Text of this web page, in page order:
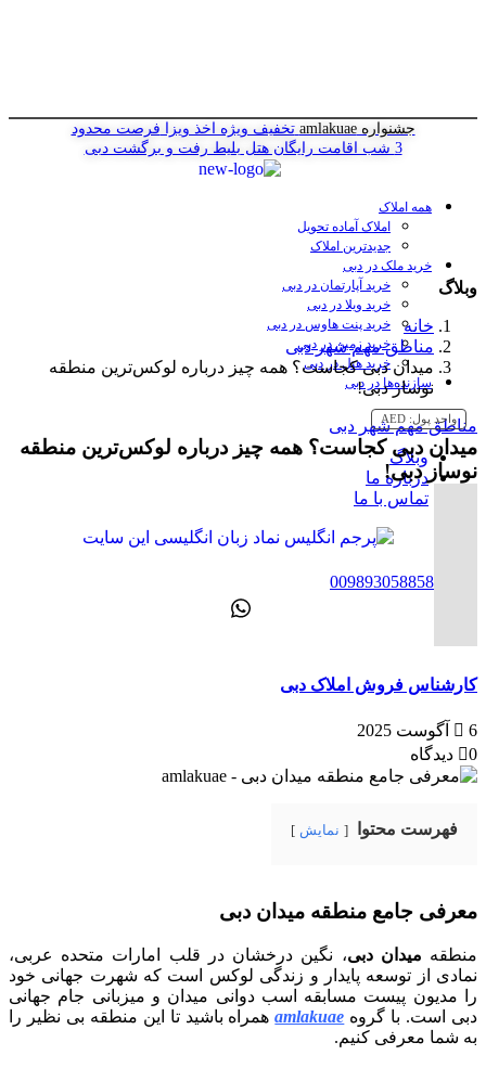
جشنواره amlakuae تخفیف ویژه اخذ ویزا فرصت محدود
3 شب اقامت رایگان هتل
بلیط رفت و برگشت دبی
همه املاک
املاک آماده تحویل
جدیدترین املاک
خرید ملک در دبی
خرید آپارتمان در دبی
خرید ویلا در دبی
خرید پنت هاوس در دبی
خرید زمین در دبی
خرید هتل در دبی
سازنده‌ها در دبی
واحد پول: AED
وبلاگ
درباره ما
تماس با ما
00989305885808
وبلاگ
خانه
مناطق مهم شهر دبی
میدان دبی کجاست؟ همه چیز درباره لوکس‌ترین منطقه
نوساز دبی!
مناطق مهم شهر دبی
میدان دبی کجاست؟ همه چیز درباره لوکس‌ترین منطقه
نوساز دبی!
کارشناس فروش املاک دبی
6 آگوست 2025
0 دیدگاه
فهرست محتوا نمایش
معرفی جامع منطقه میدان دبی
منطقه میدان دبی، نگین درخشان در قلب امارات متحده عربی،
نمادی از توسعه پایدار و زندگی لوکس است که شهرت جهانی خود
را مدیون پیست مسابقه اسب دوانی میدان و میزبانی جام جهانی
دبی است. با گروه amlakuae همراه باشید تا این منطقه بی نظیر را
به شما معرفی کنیم.